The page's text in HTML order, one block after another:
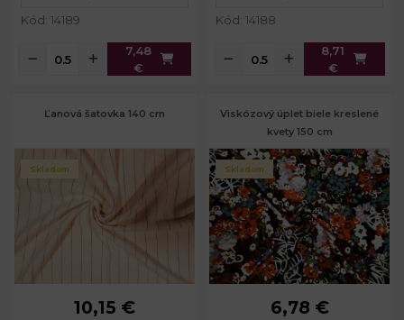
Kód: 14189
7,48
€
Kód: 14188
8,71
€
Ľanová šatovka 140 cm
Skladom
10,15 €
Viskózový úplet biele kreslené
kvety 150 cm
Skladom
6,78 €